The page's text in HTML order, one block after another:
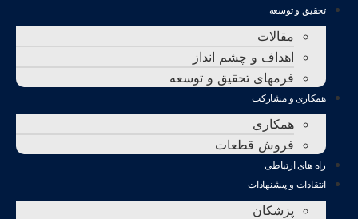
تحقيق و توسعه
مقالات
اهداف و چشم انداز
فرمهای تحقیق و توسعه
همکاری و مشارکت
همکاری
فروش قطعات
راه های ارتباطی
انتقادات و پيشنهادات
پزشكان